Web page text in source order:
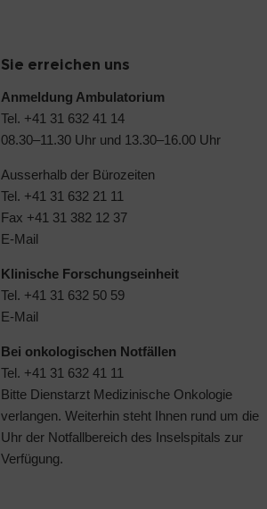
Sie erreichen uns
Anmeldung Ambulatorium
Tel. +41 31 632 41 14
08.30–11.30 Uhr und 13.30–16.00 Uhr
Ausserhalb der Bürozeiten
Tel. +41 31 632 21 11
Fax +41 31 382 12 37
E-Mail
Klinische Forschungseinheit
Tel. +41 31 632 50 59
E-Mail
Bei onkologischen Notfällen
Tel. +41 31 632 41 11
Bitte Dienstarzt Medizinische Onkologie
verlangen. Weiterhin steht Ihnen rund um die
Uhr der Notfallbereich des Inselspitals zur
Verfügung.